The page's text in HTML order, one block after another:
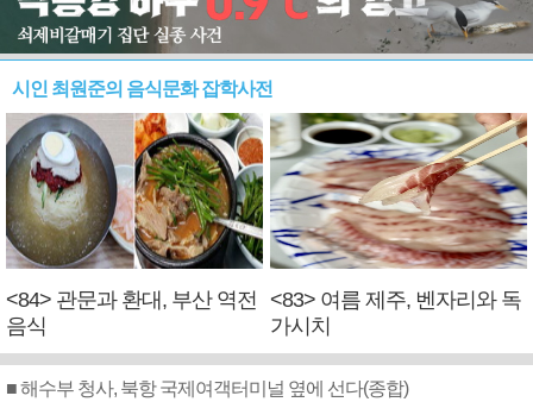
시인 최원준의 음식문화 잡학사전
<84> 관문과 환대, 부산 역전
음식
<83> 여름 제주, 벤자리와 독
가시치
■ 해수부 청사, 북항 국제여객터미널 옆에 선다(종합)